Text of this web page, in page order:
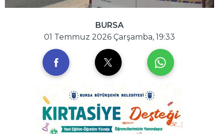
BURSA
01 Temmuz 2026 Çarşamba, 19:33